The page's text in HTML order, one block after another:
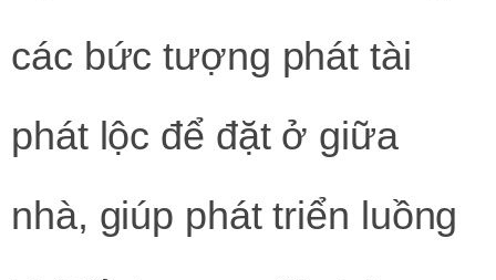
các bức tượng phát tài
phát lộc để đặt ở giữa
nhà, giúp phát triển luồng